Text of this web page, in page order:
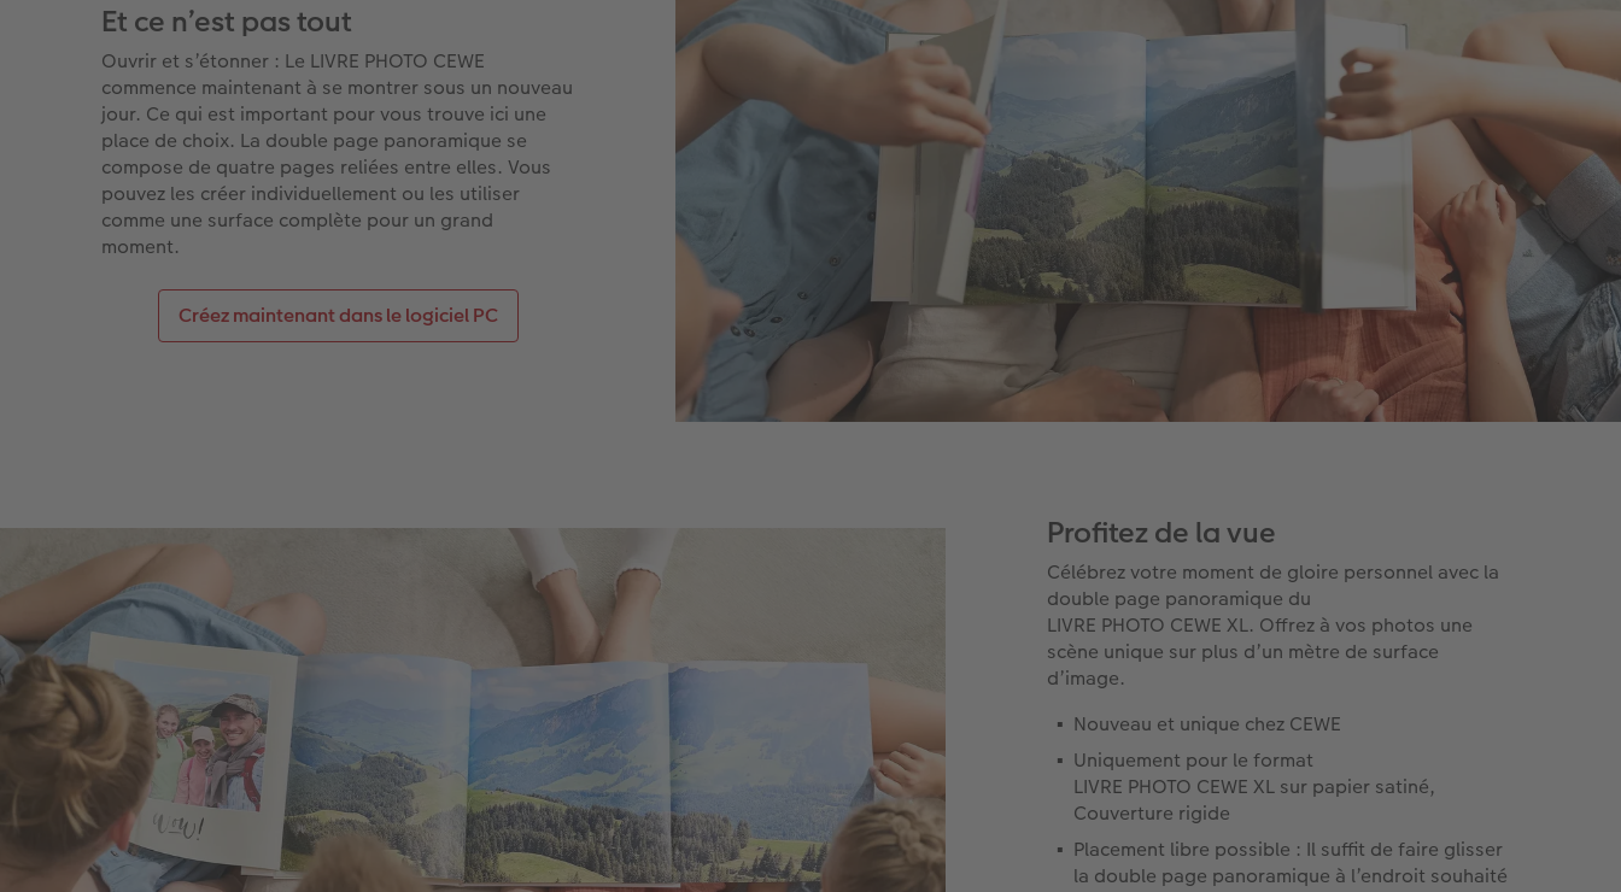
Et ce n’est pas tout
Ouvrir et s’étonner : Le LIVRE PHOTO CEWE
commence maintenant à se montrer sous un nouveau
jour. Ce qui est important pour vous trouve ici une
place de choix. La double page panoramique se
compose de quatre pages reliées entre elles. Vous
pouvez les créer individuellement ou les utiliser
comme une surface complète pour un grand
moment.
Créez maintenant dans le logiciel PC
Profitez de la vue
Célébrez votre moment de gloire personnel avec la
double page panoramique du
LIVRE PHOTO CEWE XL. Offrez à vos photos une
scène unique sur plus d’un mètre de surface
d’image.
Nouveau et unique chez CEWE
Uniquement pour le format
LIVRE PHOTO CEWE XL sur papier satiné,
Couverture rigide
Placement libre possible : Il suffit de faire glisser
la double page panoramique à l’endroit souhaité